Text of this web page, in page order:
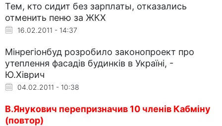
Тем, кто сидит без зарплаты, отказались
отменить пеню за ЖКХ
16.02.2011 - 14:37
Мінрегіонбуд розробило законопроект про
утеплення фасадів будинків в Україні, -
Ю.Хіврич
04.02.2011 - 10:38
В.Янукович перепризначив 10 членів Кабміну
(повтор)